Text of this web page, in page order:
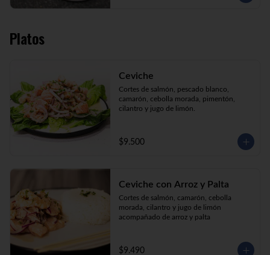
Platos
Ceviche
Cortes de salmón, pescado blanco,
camarón, cebolla morada, pimentón,
cilantro y jugo de limón.
$9.500
Ceviche con Arroz y Palta
Cortes de salmón, camarón, cebolla
morada, cilantro y jugo de limón
acompañado de arroz y palta
$9.490